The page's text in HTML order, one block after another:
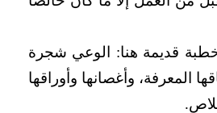
قديمة هنا: الوعي شجرة
المعرفة، وأغصانها وأوراقها